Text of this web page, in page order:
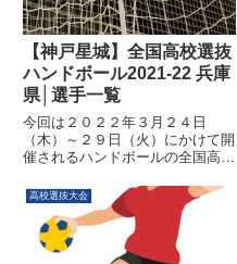
【神戸星城】全国高校選抜
ハンドボール2021-22 兵庫
県│選手一覧
今回は２０２２年３月２４日
（木）～２９日（火）にかけて開
催されるハンドボールの全国高校
各地区の代表校が日本一を目指し
熱い戦いを繰り広げます、今後の
インターハイや国体に向けての勢
力図に関わる非常に重要な大会に
高校選抜大会